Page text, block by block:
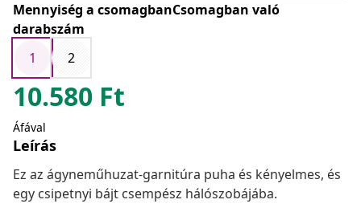
Mennyiség a csomagbanCsomagban való
darabszám
1
2
10.580 Ft
Áfával
Leírás
Ez az ágyneműhuzat-garnitúra puha és kényelmes, és
egy csipetnyi bájt csempész hálószobájába.